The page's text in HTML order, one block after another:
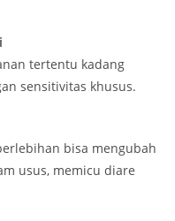
tertentu kadang
sensitivitas khusus.
bisa mengubah
usus, memicu diare